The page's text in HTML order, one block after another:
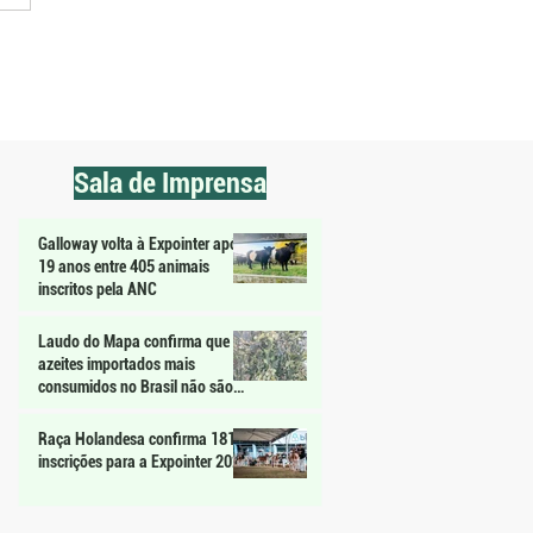
Sala de Imprensa
Galloway volta à Expointer após
19 anos entre 405 animais
inscritos pela ANC
Laudo do Mapa confirma que
azeites importados mais
consumidos no Brasil não são
Raça Holandesa confirma 181
inscrições para a Expointer 2026